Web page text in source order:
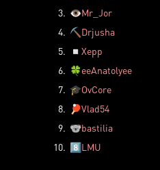
3. 👁️Mr_Jor
4. ⛏️ Drjusha
5.
◽ Xepp
6. 🍀eeAnatolyee
7. 🎓OvCore
8.
🏓Vlad54
9. 🐨bastilia
10. 8️⃣LMU